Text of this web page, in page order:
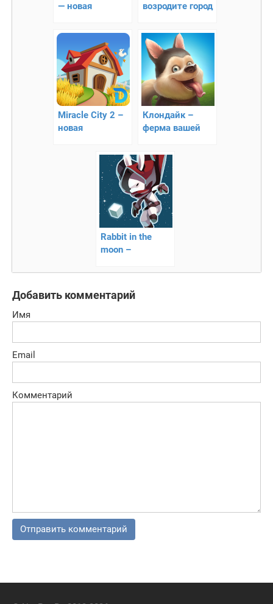
— новая
возродите город
Miracle City 2 –
новая
стратегия
Клондайк –
ферма вашей
Rabbit in the
moon –
отважного
Добавить комментарий
Имя
Email
Комментарий